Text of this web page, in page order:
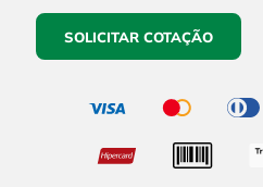
SOLICITAR COTAÇÃO